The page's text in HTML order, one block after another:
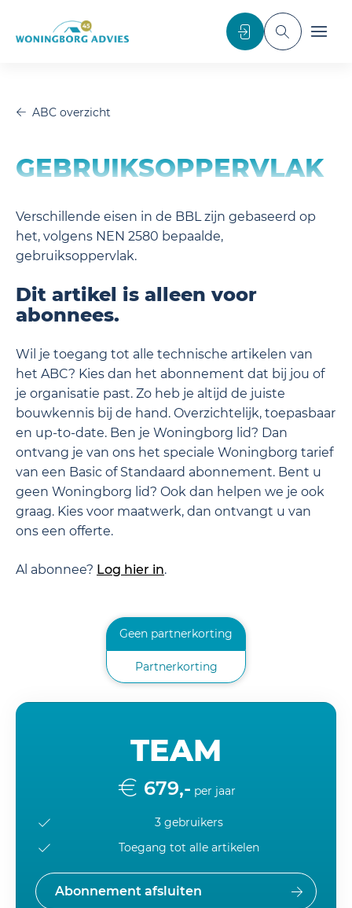
InloggenToggle
ABC overzicht
GEBRUIKSOPPERVLAK
Verschillende eisen in de BBL zijn gebaseerd op
het, volgens NEN 2580 bepaalde,
gebruiksoppervlak.
Dit artikel is alleen voor
abonnees.
Wil je toegang tot alle technische artikelen van
het ABC? Kies dan het abonnement dat bij jou of
je organisatie past. Zo heb je altijd de juiste
bouwkennis bij de hand. Overzichtelijk, toepasbaar
en up-to-date. Ben je Woningborg lid? Dan
ontvang je van ons het speciale Woningborg tarief
van een Basic of Standaard abonnement. Bent u
geen Woningborg lid? Ook dan helpen we je ook
graag. Kies voor maatwerk, dan ontvangt u van
ons een offerte.
Al abonnee? Log hier in.
Geen partnerkorting
Partnerkorting
TEAM
679,- per jaar
3 gebruikers
Toegang tot alle artikelen
Abonnement afsluiten